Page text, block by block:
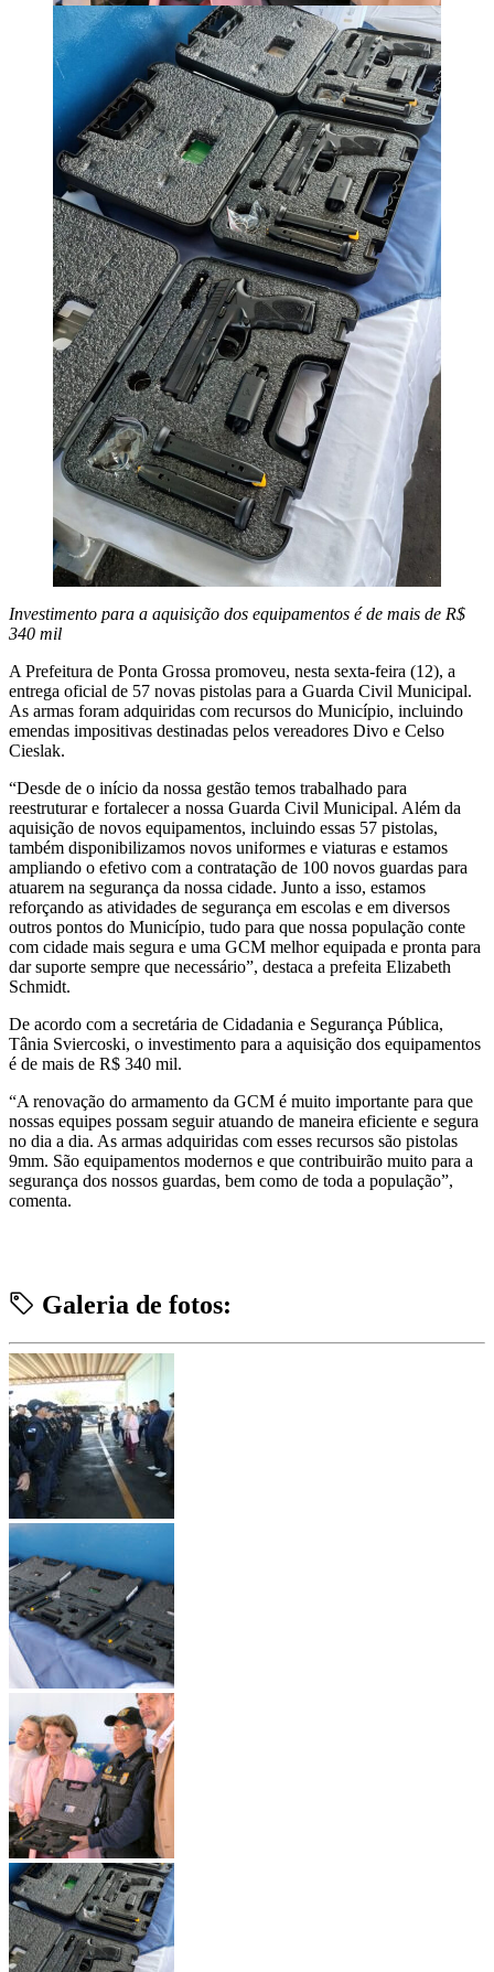
Investimento para a aquisição dos equipamentos é de mais de R$
340 mil
A Prefeitura de Ponta Grossa promoveu, nesta sexta-feira (12), a
entrega oficial de 57 novas pistolas para a Guarda Civil Municipal.
As armas foram adquiridas com recursos do Município, incluindo
emendas impositivas destinadas pelos vereadores Divo e Celso
Cieslak.
“Desde de o início da nossa gestão temos trabalhado para
reestruturar e fortalecer a nossa Guarda Civil Municipal. Além da
aquisição de novos equipamentos, incluindo essas 57 pistolas,
também disponibilizamos novos uniformes e viaturas e estamos
ampliando o efetivo com a contratação de 100 novos guardas para
atuarem na segurança da nossa cidade. Junto a isso, estamos
reforçando as atividades de segurança em escolas e em diversos
outros pontos do Município, tudo para que nossa população conte
com cidade mais segura e uma GCM melhor equipada e pronta para
dar suporte sempre que necessário”, destaca a prefeita Elizabeth
Schmidt.
De acordo com a secretária de Cidadania e Segurança Pública,
Tânia Sviercoski, o investimento para a aquisição dos equipamentos
é de mais de R$ 340 mil.
“A renovação do armamento da GCM é muito importante para que
nossas equipes possam seguir atuando de maneira eficiente e segura
no dia a dia. As armas adquiridas com esses recursos são pistolas
9mm. São equipamentos modernos e que contribuirão muito para a
segurança dos nossos guardas, bem como de toda a população”,
comenta.
Galeria de fotos: